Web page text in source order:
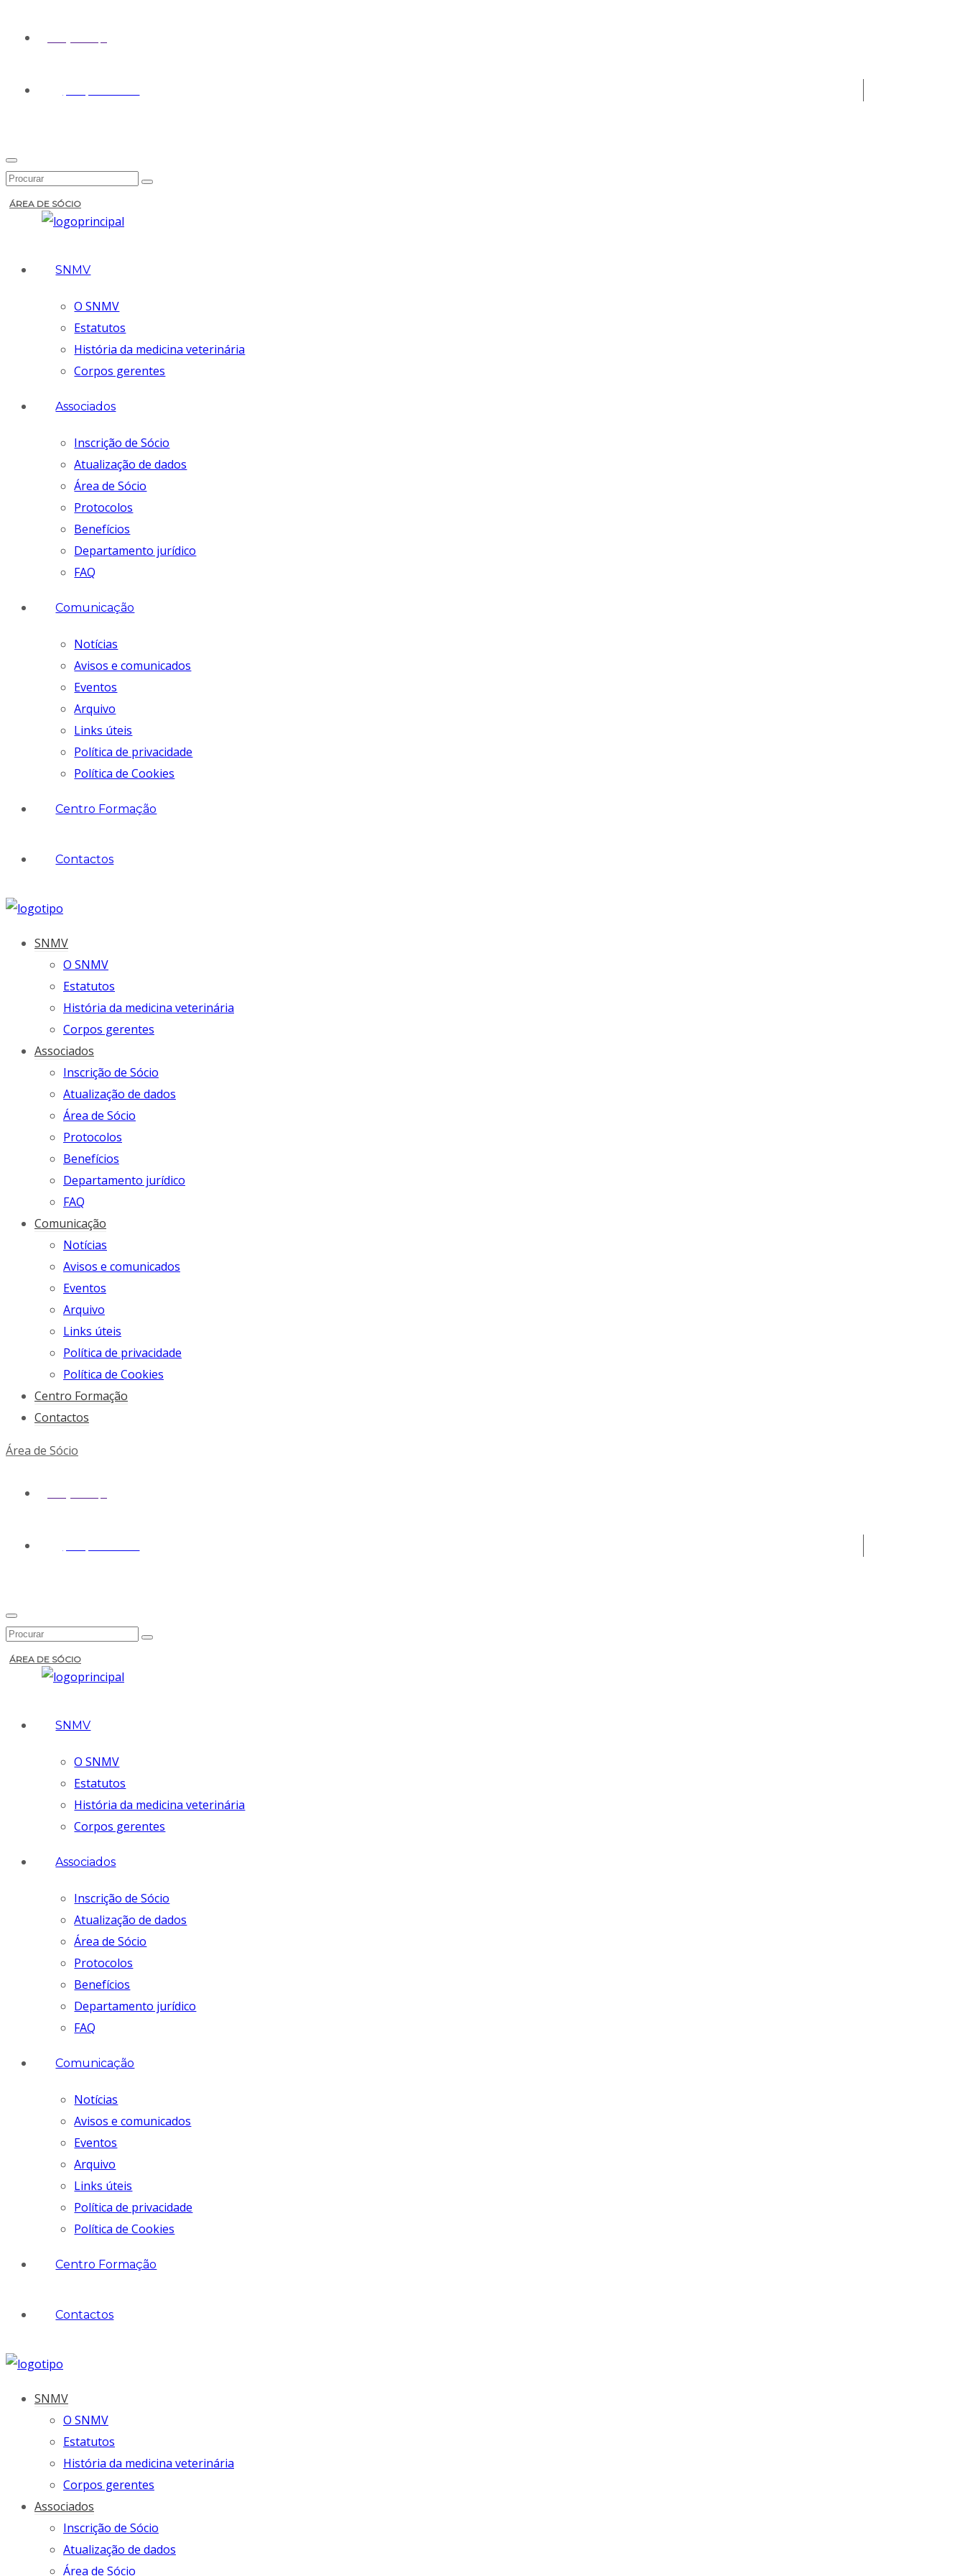
ÁREA DE SÓCIO
SNMV
O SNMV
Estatutos
História da medicina veterinária
Corpos gerentes
Associados
Inscrição de Sócio
Atualização de dados
Área de Sócio
Protocolos
Benefícios
Departamento jurídico
FAQ
Comunicação
Notícias
Avisos e comunicados
Eventos
Arquivo
Links úteis
Política de privacidade
Política de Cookies
Centro Formação
Contactos
SNMV
O SNMV
Estatutos
História da medicina veterinária
Corpos gerentes
Associados
Inscrição de Sócio
Atualização de dados
Área de Sócio
Protocolos
Benefícios
Departamento jurídico
FAQ
Comunicação
Notícias
Avisos e comunicados
Eventos
Arquivo
Links úteis
Política de privacidade
Política de Cookies
Centro Formação
Contactos
Área de Sócio
ÁREA DE SÓCIO
SNMV
O SNMV
Estatutos
História da medicina veterinária
Corpos gerentes
Associados
Inscrição de Sócio
Atualização de dados
Área de Sócio
Protocolos
Benefícios
Departamento jurídico
FAQ
Comunicação
Notícias
Avisos e comunicados
Eventos
Arquivo
Links úteis
Política de privacidade
Política de Cookies
Centro Formação
Contactos
SNMV
O SNMV
Estatutos
História da medicina veterinária
Corpos gerentes
Associados
Inscrição de Sócio
Atualização de dados
Área de Sócio